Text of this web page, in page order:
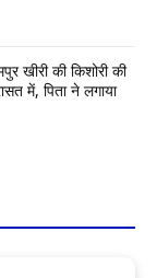
की किशोरी की
में, पिता ने लगाया